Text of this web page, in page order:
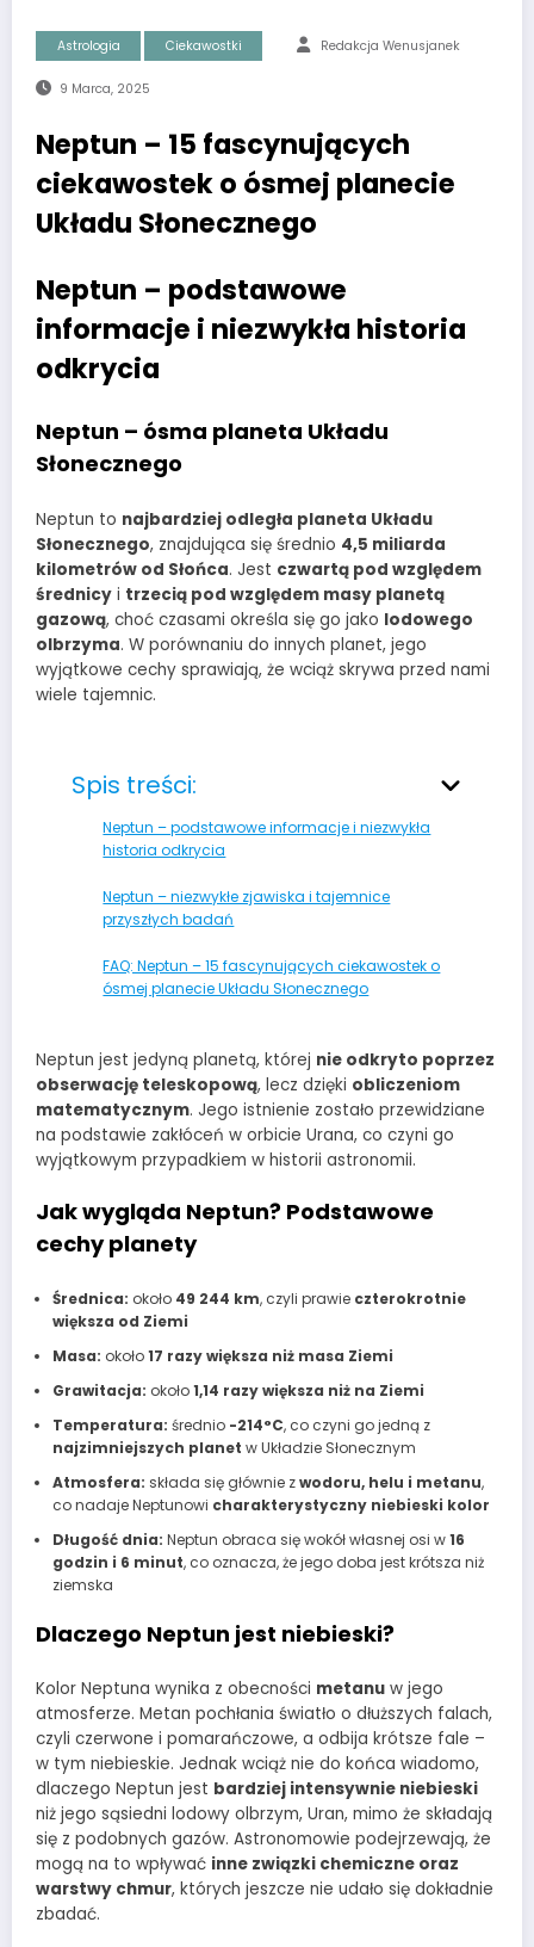
Astrologia Ciekawostki Redakcja Wenusjanek
9 Marca, 2025
Neptun – 15 fascynujących
ciekawostek o ósmej planecie
Układu Słonecznego
Neptun – podstawowe
informacje i niezwykła historia
odkrycia
Neptun – ósma planeta Układu
Słonecznego
Neptun to najbardziej odległa planeta Układu
Słonecznego, znajdująca się średnio 4,5 miliarda
kilometrów od Słońca. Jest czwartą pod względem
średnicy i trzecią pod względem masy planetą
gazową, choć czasami określa się go jako lodowego
olbrzyma. W porównaniu do innych planet, jego
wyjątkowe cechy sprawiają, że wciąż skrywa przed nami
wiele tajemnic.
Spis treści:
Neptun – podstawowe informacje i niezwykła
historia odkrycia
Neptun – niezwykłe zjawiska i tajemnice
przyszłych badań
FAQ: Neptun – 15 fascynujących ciekawostek o
ósmej planecie Układu Słonecznego
Neptun jest jedyną planetą, której nie odkryto poprzez
obserwację teleskopową, lecz dzięki obliczeniom
matematycznym. Jego istnienie zostało przewidziane
na podstawie zakłóceń w orbicie Urana, co czyni go
wyjątkowym przypadkiem w historii astronomii.
Jak wygląda Neptun? Podstawowe
cechy planety
Średnica: około 49 244 km, czyli prawie czterokrotnie
większa od Ziemi
Masa: około17 razy większa niż masa Ziemi
Grawitacja: około1,14 razy większa niż na Ziemi
Temperatura: średnio -214°C, co czyni go jedną z
najzimniejszych planet w Układzie Słonecznym
Atmosfera: składa się głównie zwodoru, helu i metanu,
co nadaje Neptunowi charakterystyczny niebieski kolor
Długość dnia: Neptun obraca się wokół własnej osi w16
godzin i 6 minut, co oznacza, że jego doba jest krótsza niż
ziemska
Dlaczego Neptun jest niebieski?
Kolor Neptuna wynika z obecności metanu w jego
atmosferze. Metan pochłania światło o dłuższych falach,
czyli czerwone i pomarańczowe, a odbija krótsze fale –
w tym niebieskie. Jednak wciąż nie do końca wiadomo,
dlaczego Neptun jest bardziej intensywnie niebieski
niż jego sąsiedni lodowy olbrzym, Uran, mimo że składają
się z podobnych gazów. Astronomowie podejrzewają, że
mogą na to wpływać inne związki chemiczne oraz
warstwy chmur, których jeszcze nie udało się dokładnie
zbadać.